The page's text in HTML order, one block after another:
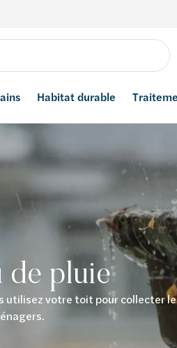
Habitat durable
de pluie
utilisez votre toit pour collecter